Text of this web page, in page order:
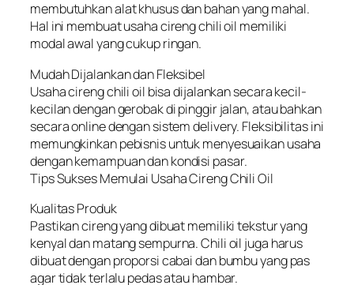
membutuhkan alat khusus dan bahan yang mahal.
Hal ini membuat usaha cireng chili oil memiliki
modal awal yang cukup ringan.
Mudah Dijalankan dan Fleksibel
Usaha cireng chili oil bisa dijalankan secara kecil-
kecilan dengan gerobak di pinggir jalan, atau bahkan
secara online dengan sistem delivery. Fleksibilitas ini
memungkinkan pebisnis untuk menyesuaikan usaha
dengan kemampuan dan kondisi pasar.
Tips Sukses Memulai Usaha Cireng Chili Oil
Kualitas Produk
Pastikan cireng yang dibuat memiliki tekstur yang
kenyal dan matang sempurna. Chili oil juga harus
dibuat dengan proporsi cabai dan bumbu yang pas
agar tidak terlalu pedas atau hambar.